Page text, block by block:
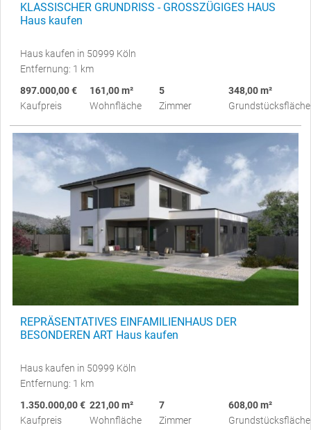
KLASSISCHER GRUNDRISS - GROSSZÜGIGES HAUS
Haus kaufen
Haus kaufen in 50999 Köln
Entfernung: 1 km
897.000,00 €
Kaufpreis
161,00 m²
Wohnfläche
5
Zimmer
348,00 m²
Grundstücksfläche
REPRÄSENTATIVES EINFAMILIENHAUS DER
BESONDEREN ART Haus kaufen
Haus kaufen in 50999 Köln
Entfernung: 1 km
1.350.000,00 €
Kaufpreis
221,00 m²
Wohnfläche
7
Zimmer
608,00 m²
Grundstücksfläche